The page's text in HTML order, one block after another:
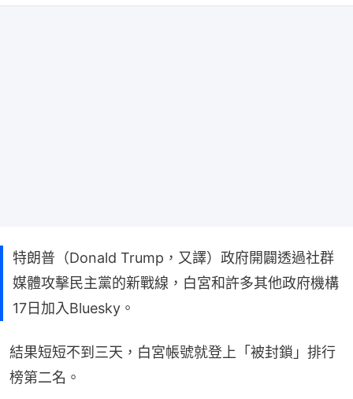
特朗普（Donald Trump，又譯）政府開闢透過社群
媒體攻擊民主黨的新戰線，白宮和許多其他政府機構
17日加入Bluesky。
結果短短不到三天，白宮帳號就登上「被封鎖」排行
榜第二名。